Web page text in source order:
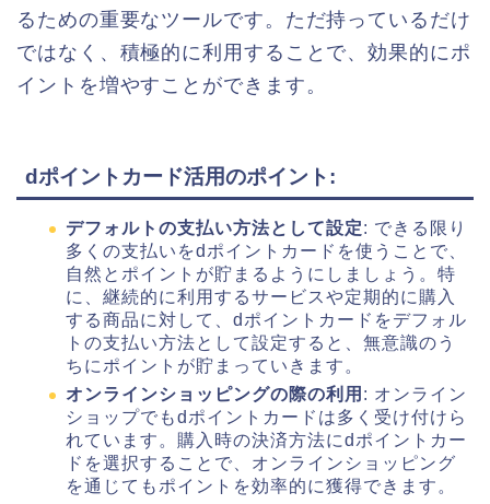
るための重要なツールです。ただ持っているだけ
ではなく、積極的に利用することで、効果的にポ
イントを増やすことができます。
dポイントカード活用のポイント:
デフォルトの支払い方法として設定: できる限り
多くの支払いをdポイントカードを使うことで、
自然とポイントが貯まるようにしましょう。特
に、継続的に利用するサービスや定期的に購入
する商品に対して、dポイントカードをデフォル
トの支払い方法として設定すると、無意識のう
ちにポイントが貯まっていきます。
オンラインショッピングの際の利用 : オンライン
ショップでもdポイントカードは多く受け付けら
れています。購入時の決済方法にdポイントカー
ドを選択することで、オンラインショッピング
を通じてもポイントを効率的に獲得できます。